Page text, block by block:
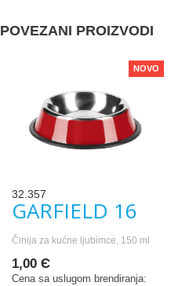
POVEZANI PROIZVODI
NOVO
32.357
GARFIELD 16
Činija za kućne ljubimce, 150 ml
1,00 Є
Cena sa uslugom brendiranja: